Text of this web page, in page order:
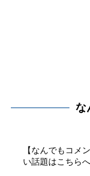
な
【なんでもコメ
い話題はこちらへ